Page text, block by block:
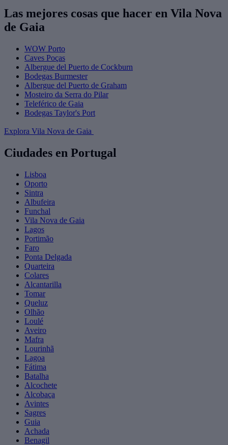
Las mejores cosas que hacer en Vila Nova
de Gaia
WOW Porto
Caves Poças
Albergue del Puerto de Cockburn
Bodegas Burmester
Albergue del Puerto de Graham
Mosteiro da Serra do Pilar
Teleférico de Gaia
Bodegas Taylor's Port
Explora Vila Nova de Gaia
Ciudades en Portugal
Lisboa
Oporto
Sintra
Albufeira
Funchal
Vila Nova de Gaia
Lagos
Portimão
Faro
Ponta Delgada
Quarteira
Colares
Alcantarilla
Tomar
Queluz
Olhão
Loulé
Aveiro
Mafra
Lourinhã
Lagoa
Fátima
Batalha
Alcochete
Alcobaça
Avintes
Sagres
Guia
Achada
Benagil